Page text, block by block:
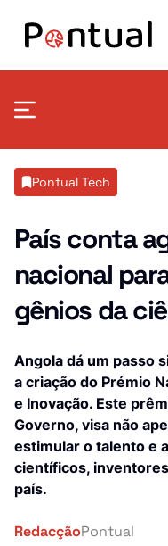
Mais Pontual
Transportes
Crime
Educação
Investigação
Tragédia
Energia
Pontual Tech
Sociedade
Economia
Desporto
Saúde
África
Mundo
País
Pontual Tech
País conta
nacional
gênios da
Angola dá um passo
a criação do Prémio
e Inovação. Este
Governo, visa não
estimular o talento e
científicos,
país.
RedacçãoPontual